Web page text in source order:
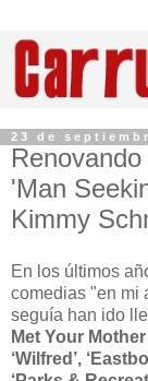
23 de
'Man
Kimmy
En los últimos
comedias "en mi
seguía han ido
Met Your
‘Wilfred’,